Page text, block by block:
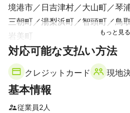
境港市
日吉津村 大山町 琴
三朝町
湯梨浜町 智頭町 鳥
岩美町
【島根県】
吉賀町 浜田市
江津市
美郷町 飯南町 大田
出雲市
安来市
隠岐の島町
対応可能な支払い方法
クレジットカード 現地
基本情報
従業員2人